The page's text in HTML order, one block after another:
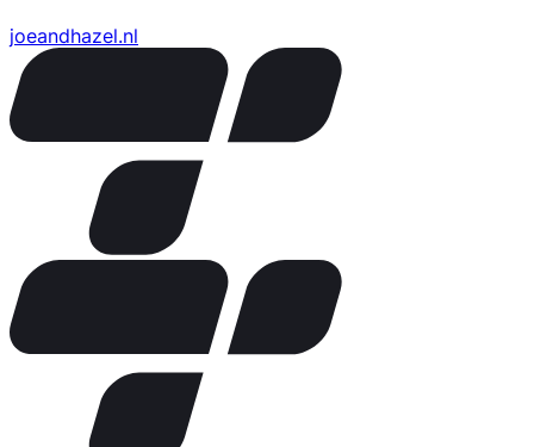
joeandhazel.nl